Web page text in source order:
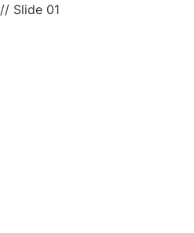
// Slide 01